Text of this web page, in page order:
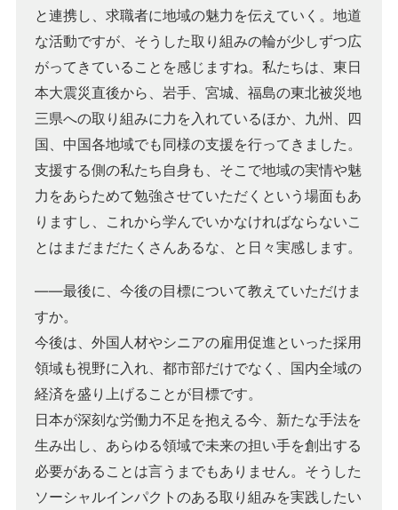
と連携し、求職者に地域の魅力を伝えていく。地道
な活動ですが、そうした取り組みの輪が少しずつ広
がってきていることを感じますね。私たちは、東日
本大震災直後から、岩手、宮城、福島の東北被災地
三県への取り組みに力を入れているほか、九州、四
国、中国各地域でも同様の支援を行ってきました。
支援する側の私たち自身も、そこで地域の実情や魅
力をあらためて勉強させていただくという場面もあ
りますし、これから学んでいかなければならないこ
とはまだまだたくさんあるな、と日々実感します。
――最後に、今後の目標について教えていただけま
すか。
今後は、外国人材やシニアの雇用促進といった採用
領域も視野に入れ、都市部だけでなく、国内全域の
経済を盛り上げることが目標です。
日本が深刻な労働力不足を抱える今、新たな手法を
生み出し、あらゆる領域で未来の担い手を創出する
必要があることは言うまでもありません。そうした
ソーシャルインパクトのある取り組みを実践したい